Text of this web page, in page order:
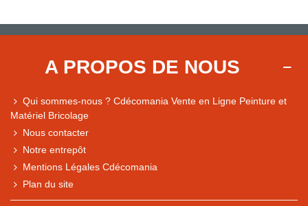
A PROPOS DE NOUS
Qui sommes-nous ? Cdécomania Vente en Ligne Peinture et
Matériel Bricolage
Nous contacter
Notre entrepôt
Mentions Légales Cdécomania
Plan du site